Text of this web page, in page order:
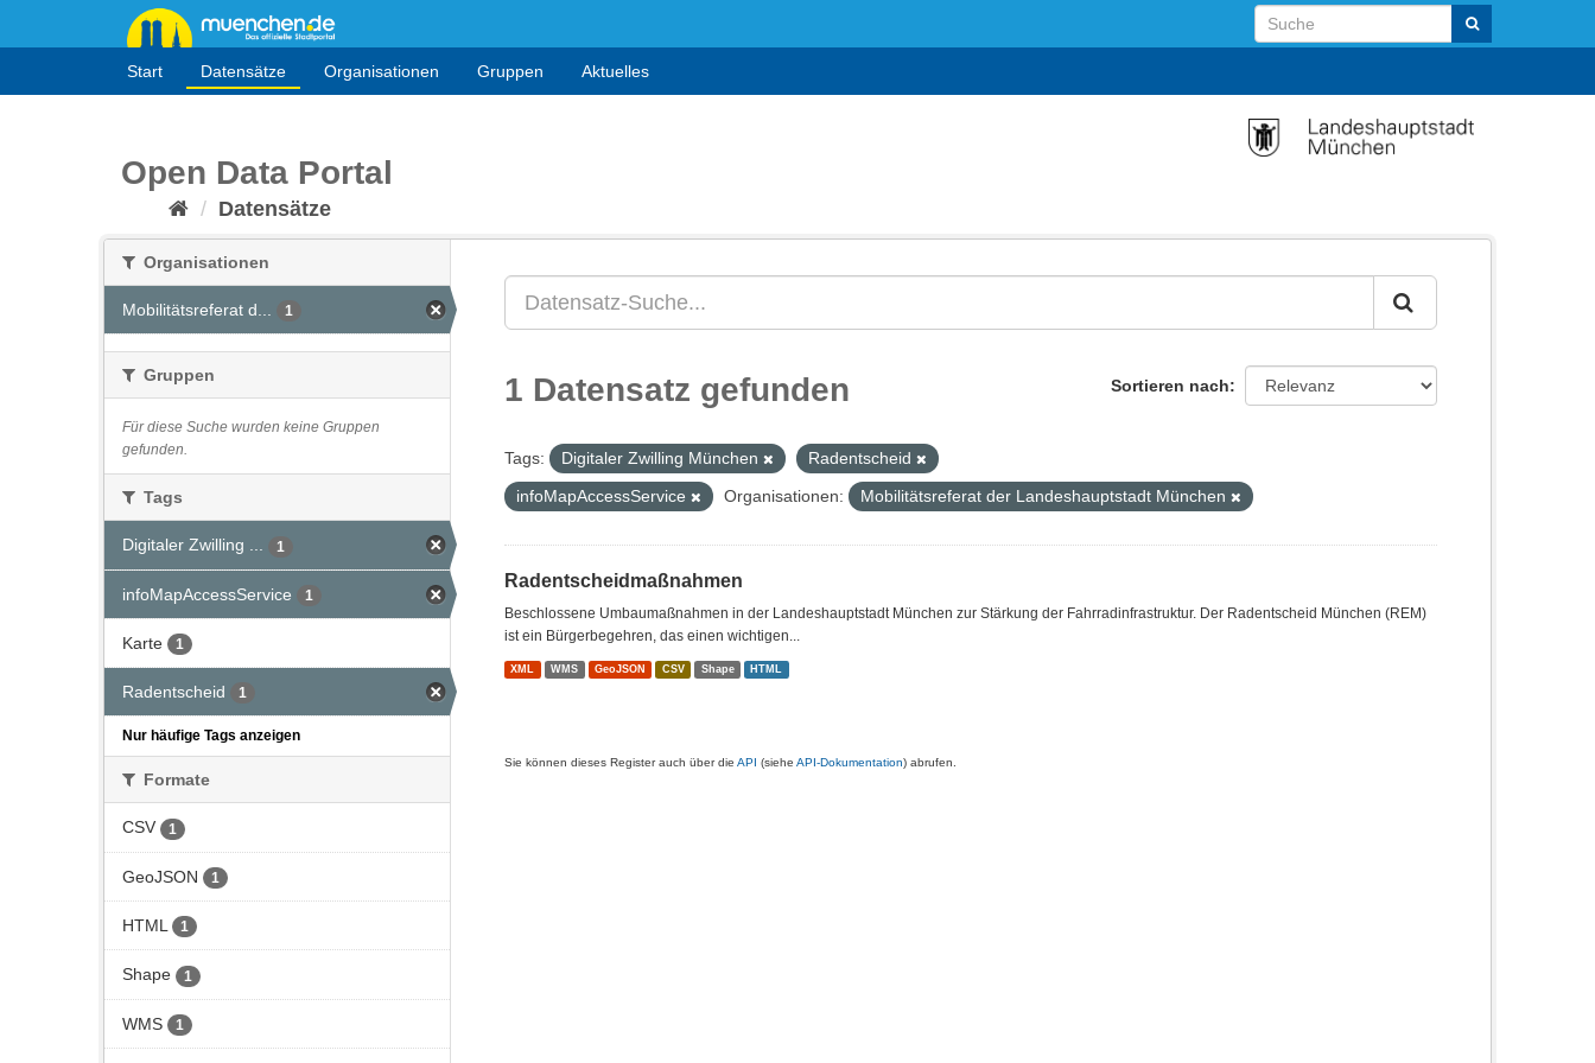
Start Datensätze Organisationen Gruppen Aktuelles
Open Data Portal
Datensätze
Organisationen
Mobilitätsreferat d... 1
Gruppen
Für diese Suche wurden keine Gruppen
gefunden.
Tags
Digitaler Zwilling ... 1
infoMapAccessService 1
Karte 1
Radentscheid 1
Nur häufige Tags anzeigen
Formate
CSV 1
GeoJSON 1
HTML 1
Shape 1
WMS 1
Sortieren nach
1 Datensatz gefunden
Tags: Digitaler Zwilling München
Radentscheid
infoMapAccessService
Organisationen: Mobilitätsreferat der Landeshauptstadt München
Radentscheidmaßnahmen
Beschlossene Umbaumaßnahmen in der Landeshauptstadt München zur Stärkung der Fahrradinfrastruktur. Der Radentscheid München (REM)
ist ein Bürgerbegehren, das einen wichtigen...
XML WMS GeoJSON CSV Shape HTML
Sie können dieses Register auch über die API (siehe API-Dokumentation) abrufen.